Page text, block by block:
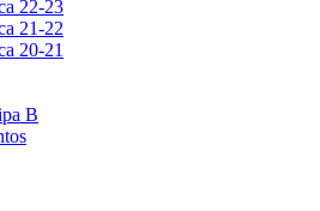
22-23
21-22
20-21
B